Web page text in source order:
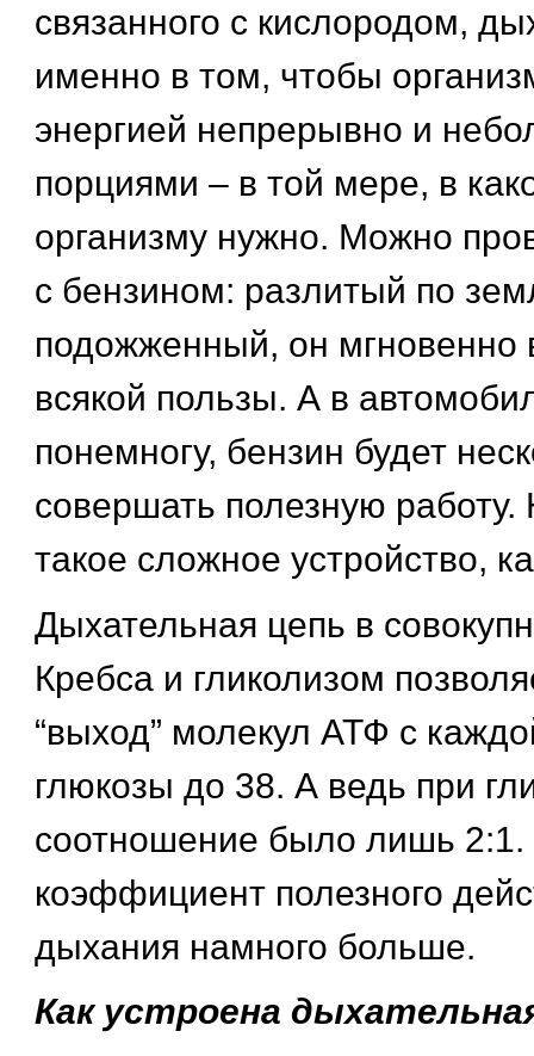
связанного с кислородом,
именно в том, чтобы
энергией непрерывно и
порциями – в той мере, в
организму нужно. Можно
с бензином: разлитый по
подожженный, он мгновенно
всякой пользы. А в
понемногу, бензин будет
совершать полезную работу.
такое сложное устройство,
Дыхательная цепь в
Кребса и гликолизом
“выход” молекул АТФ с
глюкозы до 38. А ведь при
соотношение было лишь 2:1.
коэффициент полезного
дыхания намного больше.
Как устроена